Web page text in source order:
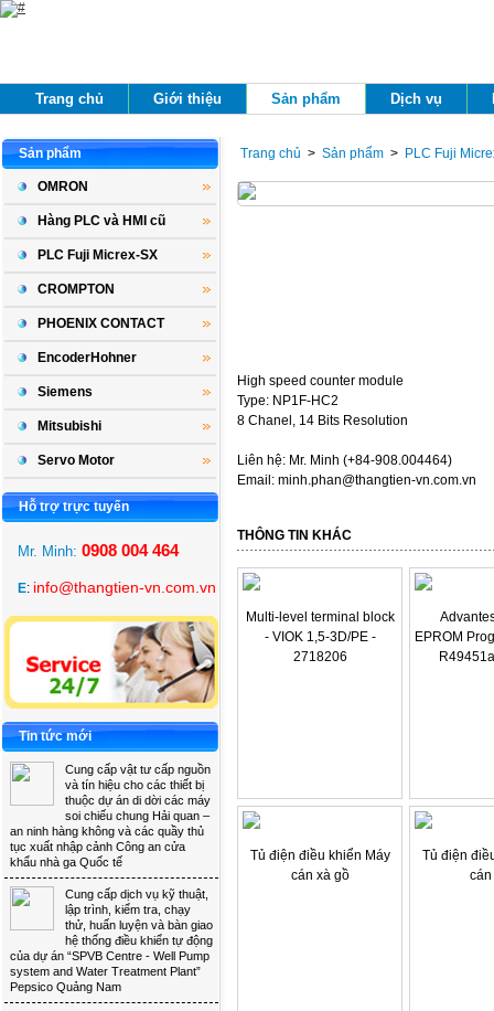
Trang chủ Giới thiệu Sản phẩm Dịch vụ
Sản phẩm
OMRON
Hàng PLC và HMI cũ
PLC Fuji Micrex-SX
CROMPTON
PHOENIX CONTACT
EncoderHohner
Siemens
Mitsubishi
Servo Motor
Hỗ trợ trực tuyến
Mr. Minh: 0908 004 464
E: info@thangtien-vn.com.vn
Tin tức mới
Cung cấp vật tư cấp nguồn
và tín hiệu cho các thiết bị
thuộc dự án di dời các máy
soi chiếu chung Hải quan –
an ninh hàng không và các quầy thủ
tục xuất nhập cảnh Công an cửa
khẩu nhà ga Quốc tế
Cung cấp dịch vụ kỹ thuật,
lập trình, kiểm tra, chạy
thử, huấn luyện và bàn giao
hệ thống điều khiển tự động
của dự án “SPVB Centre - Well Pump
system and Water Treatment Plant”
Pepsico Quảng Nam
Trang chủ > Sản phẩm > PLC Fuji
High speed counter module
Type: NP1F-HC2
8 Chanel, 14 Bits Resolution
Liên hệ: Mr. Minh (+84-908.004464)
Email: minh.phan@thangtien-vn.com.vn
THÔNG TIN KHÁC
Multi-level terminal block
- VIOK 1,5-3D/PE -
2718206
EPROM
Tủ điện điều khiển Máy
cán xà gồ
Tủ điện
cán